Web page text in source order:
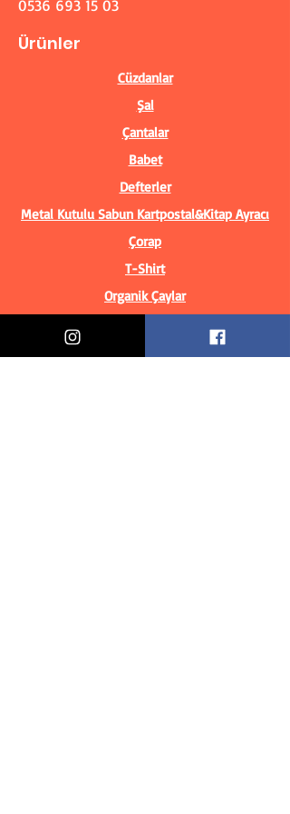
0536 693 15 03
Ürünler
Cüzdanlar
Şal
Çantalar
Babet
Defterler
Metal Kutulu Sabun Kartpostal&Kitap Ayracı
Çorap
T-Shirt
Organik Çaylar
Bilgiler